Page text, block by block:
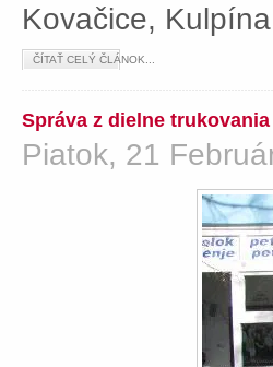
Kovačice,
ČÍTAŤ CELÝ ČLÁNOK...
Správa z dielne
Piatok, 21